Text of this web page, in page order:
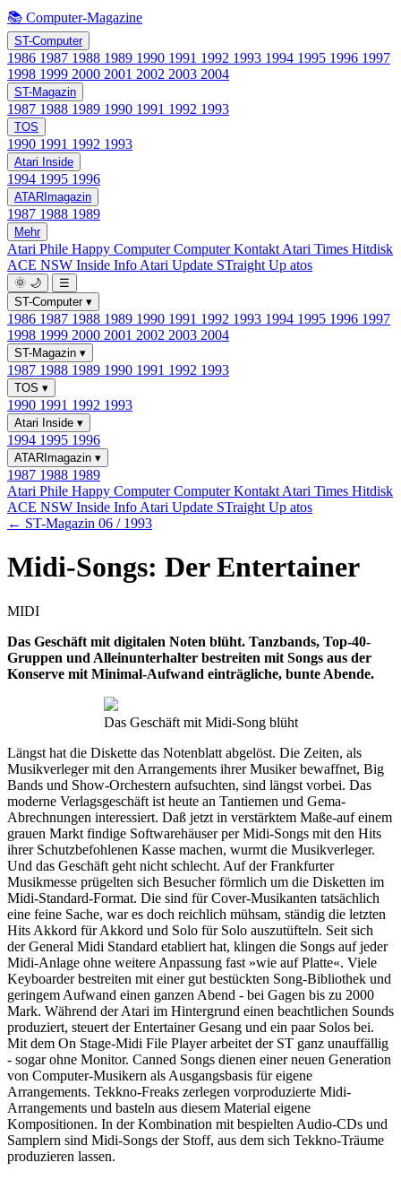
📚 Computer-Magazine
ST-Computer
1986 1987 1988 1989 1990 1991 1992 1993 1994 1995 1996 1997
1998 1999 2000 2001 2002 2003 2004
ST-Magazin
1987 1988 1989 1990 1991 1992 1993
TOS
1990 1991 1992 1993
Atari Inside
1994 1995 1996
ATARImagazin
1987 1988 1989
Mehr
Atari Phile Happy ComputerComputer Kontakt Atari Times Hitdisk
ACE NSW Inside Info Atari Update STraight Up atos
🌞 🌙
☰
ST-Computer ▾
1986 1987 1988 1989 1990 1991 1992 1993 1994 1995 1996 1997
1998 1999 2000 2001 2002 2003 2004
ST-Magazin ▾
1987 1988 1989 1990 1991 1992 1993
TOS ▾
1990 1991 1992 1993
Atari Inside ▾
1994 1995 1996
ATARImagazin ▾
1987 1988 1989
Atari Phile Happy ComputerComputer Kontakt Atari Times Hitdisk
ACE NSW Inside Info Atari Update STraight Up atos
← ST-Magazin 06 / 1993
Midi-Songs: Der Entertainer
MIDI
Das Geschäft mit digitalen Noten blüht. Tanzbands, Top-40-
Gruppen und Alleinunterhalter bestreiten mit Songs aus der
Konserve mit Minimal-Aufwand einträgliche, bunte Abende.
Das Geschäft mit Midi-Song blüht
Längst hat die Diskette das Notenblatt abgelöst. Die Zeiten, als
Musikverleger mit den Arrangements ihrer Musiker bewaffnet, Big
Bands und Show-Orchestern aufsuchten, sind längst vorbei. Das
moderne Verlagsgeschäft ist heute an Tantiemen und Gema-
Abrechnungen interessiert. Daß jetzt in verstärktem Maße-auf einem
grauen Markt findige Softwarehäuser per Midi-Songs mit den Hits
ihrer Schutzbefohlenen Kasse machen, wurmt die Musikverleger.
Und das Geschäft geht nicht schlecht. Auf der Frankfurter
Musikmesse prügelten sich Besucher förmlich um die Disketten im
Midi-Standard-Format. Die sind für Cover-Musikanten tatsächlich
eine feine Sache, war es doch reichlich mühsam, ständig die letzten
Hits Akkord für Akkord und Solo für Solo auszutüfteln. Seit sich
der General Midi Standard etabliert hat, klingen die Songs auf jeder
Midi-Anlage ohne weitere Anpassung fast »wie auf Platte«. Viele
Keyboarder bestreiten mit einer gut bestückten Song-Bibliothek und
geringem Aufwand einen ganzen Abend - bei Gagen bis zu 2000
Mark. Während der Atari im Hintergrund einen beachtlichen Sounds
produziert, steuert der Entertainer Gesang und ein paar Solos bei.
Mit dem On Stage-Midi File Player arbeitet der ST ganz unauffällig
- sogar ohne Monitor. Canned Songs dienen einer neuen Generation
von Computer-Musikern als Ausgangsbasis für eigene
Arrangements. Tekkno-Freaks zerlegen vorproduzierte Midi-
Arrangements und basteln aus diesem Material eigene
Kompositionen. In der Kombination mit bespielten Audio-CDs und
Samplern sind Midi-Songs der Stoff, aus dem sich Tekkno-Träume
produzieren lassen.